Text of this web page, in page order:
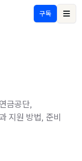
구독
금공단,
지원 방법, 준비